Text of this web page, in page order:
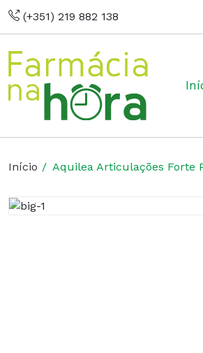
(+351) 219 882 138
Início Aquilea Articulações Forte